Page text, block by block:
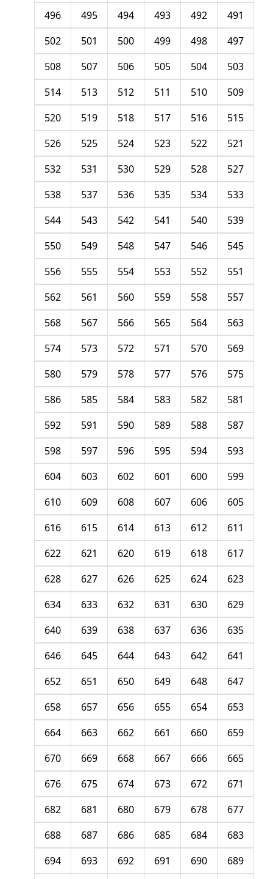
491
492
493
494
495
496
497
498
499
500
501
502
503
504
505
506
507
508
509
510
511
512
513
514
515
516
517
518
519
520
521
522
523
524
525
526
527
528
529
530
531
532
533
534
535
536
537
538
539
540
541
542
543
544
545
546
547
548
549
550
551
552
553
554
555
556
557
558
559
560
561
562
563
564
565
566
567
568
569
570
571
572
573
574
575
576
577
578
579
580
581
582
583
584
585
586
587
588
589
590
591
592
593
594
595
596
597
598
599
600
601
602
603
604
605
606
607
608
609
610
611
612
613
614
615
616
617
618
619
620
621
622
623
624
625
626
627
628
629
630
631
632
633
634
635
636
637
638
639
640
641
642
643
644
645
646
647
648
649
650
651
652
653
654
655
656
657
658
659
660
661
662
663
664
665
666
667
668
669
670
671
672
673
674
675
676
677
678
679
680
681
682
683
684
685
686
687
688
689
690
691
692
693
694